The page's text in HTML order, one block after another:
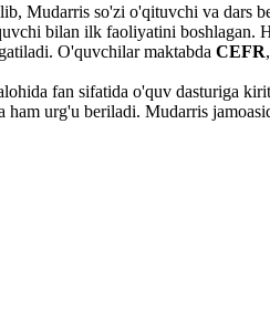
Mudarris so'zi o'qituvchi va dars
bilan ilk faoliyatini boshlagan.
O'quvchilar maktabda CEFR,
fan sifatida o'quv dasturiga
urg'u beriladi. Mudarris